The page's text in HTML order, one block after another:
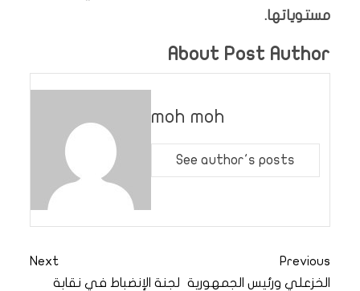
مستوياتها.
About Post Author
moh moh
See author's posts
Previous
الخزعلي ورئيس الجمهورية
Next
لجنة الإنضباط في نقابة